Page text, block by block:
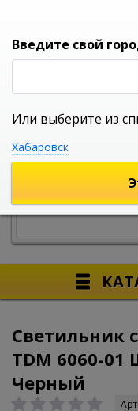
УНИВЕРСАЛЬНЫЙ
Светильник
TDM 6060-
Черный
Введите свой
Или выберите из
Хабаровск